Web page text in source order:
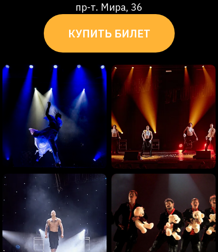
пр-т. Мира, 36
КУПИТЬ БИЛЕТ